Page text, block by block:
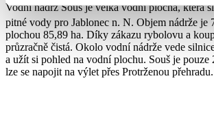
Vodní nádrž Souš je velká vodní plocha, která
pitné vody pro Jablonec n. N. Objem nádrže je
plochou 85,89 ha. Díky zákazu rybolovu a
průzračně čistá. Okolo vodní nádrže vede
a užít si pohled na vodní plochu. Souš je pouze
lze se napojit na výlet přes Protrženou přehradu.